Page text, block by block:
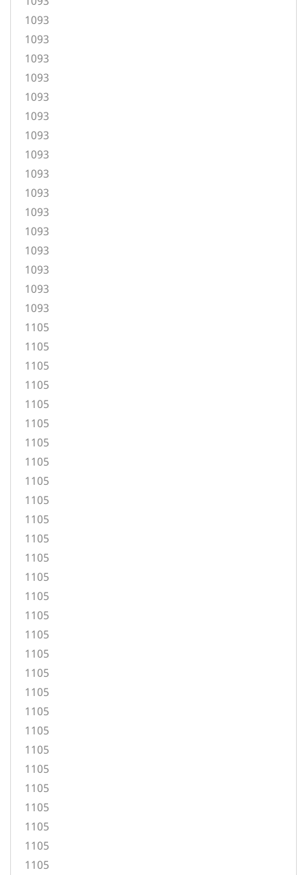
1093
1093
1093
1093
1093
1093
1093
1093
1093
1093
1093
1093
1093
1093
1093
1093
1105
1105
1105
1105
1105
1105
1105
1105
1105
1105
1105
1105
1105
1105
1105
1105
1105
1105
1105
1105
1105
1105
1105
1105
1105
1105
1105
1105
1105